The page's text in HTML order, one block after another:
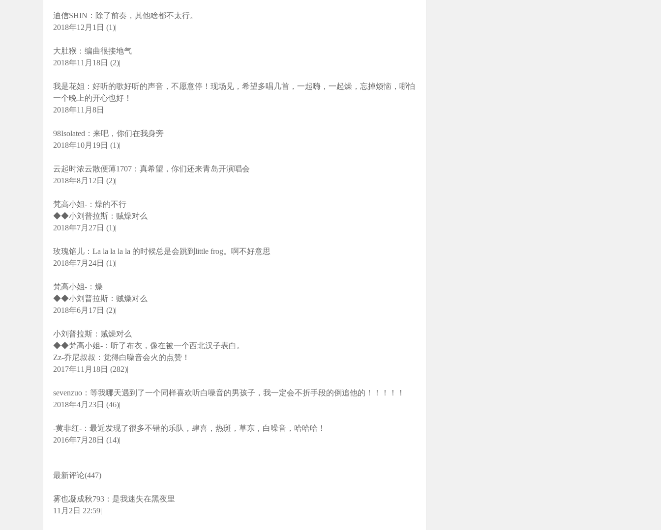
迪信SHIN：除了前奏，其他啥都不太行。
2018年12月1日 (1)|
大肚猴：编曲很接地气
2018年11月18日 (2)|
我是花姐：好听的歌好听的声音，不愿意停！现场见，希望多唱几首，一起嗨，一起燥，忘掉烦恼，哪怕
一个晚上的开心也好！
2018年11月8日|
98Isolated：来吧，你们在我身旁
2018年10月19日 (1)|
云起时浓云散便薄1707：真希望，你们还来青岛开演唱会
2018年8月12日 (2)|
梵高小姐-：燥的不行
◆◆小刘普拉斯：贼燥对么
2018年7月27日 (1)|
玫瑰馅儿：La la la la la 的时候总是会跳到little frog。啊不好意思
2018年7月24日 (1)|
梵高小姐-：燥
◆◆小刘普拉斯：贼燥对么
2018年6月17日 (2)|
小刘普拉斯：贼燥对么
◆◆梵高小姐-：听了布衣，像在被一个西北汉子表白。
Zz-乔尼叔叔：觉得白噪音会火的点赞！
2017年11月18日 (282)|
sevenzuo：等我哪天遇到了一个同样喜欢听白噪音的男孩子，我一定会不折手段的倒追他的！！！！！
2018年4月23日 (46)|
-黄非红-：最近发现了很多不错的乐队，肆喜，热斑，草东，白噪音，哈哈哈！
2016年7月28日 (14)|
最新评论(447)
雾也凝成秋793：是我迷失在黑夜里
11月2日 22:59|